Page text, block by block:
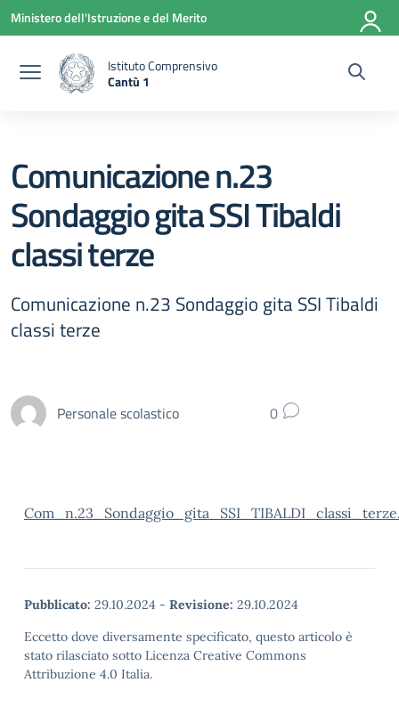
Vai ai contenuti
Vai al menu di navigazione
Vai al footer
Ministero dell'Istruzione e del Merito
Istituto Comprensivo
Cantù 1
Comunicazione n.23
Sondaggio gita SSI Tibaldi
classi terze
Comunicazione n.23 Sondaggio gita SSI Tibaldi
classi terze
Personale scolastico 0
Pubblicato: 29.10.2024 - Revisione: 29.10.2024
Eccetto dove diversamente specificato, questo articolo è
stato rilasciato sotto Licenza Creative Commons
Attribuzione 4.0 Italia.